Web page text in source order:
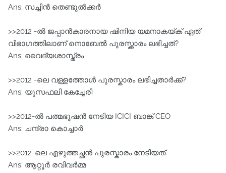
Ans: സച്ചിന്‍ തെണ്ടുല്‍ക്കര്‍
>>2012 -ൽ ജപ്പാൻകാരനായ ഷിനിയ യമനാകയ്ക് ഏത്
വിഭാഗത്തിലാണ് നൊബേൽ പുരസ്ക്കാരം ലഭിച്ചത്?
Ans: വൈദ്യശാസ്ത്രം
>>2012 -ലെ വള്ളത്തോൾ പുരസ്കാരം ലഭിച്ചതാർക്ക്?
Ans: യുസഫലി കേച്ചേരി
>>2012-ല്‍ പത്മഭൂഷന്‍ നേടിയ ICICI ബാങ്ക് CEO
Ans: ചന്ദ്രാ കൊച്ചാര്‍
>>2012-ലെ എഴുത്തച്ഛൻ പുരസ്കാരം നേടിയത്.
Ans: ആറ്റൂർ രവിവർമ്മ